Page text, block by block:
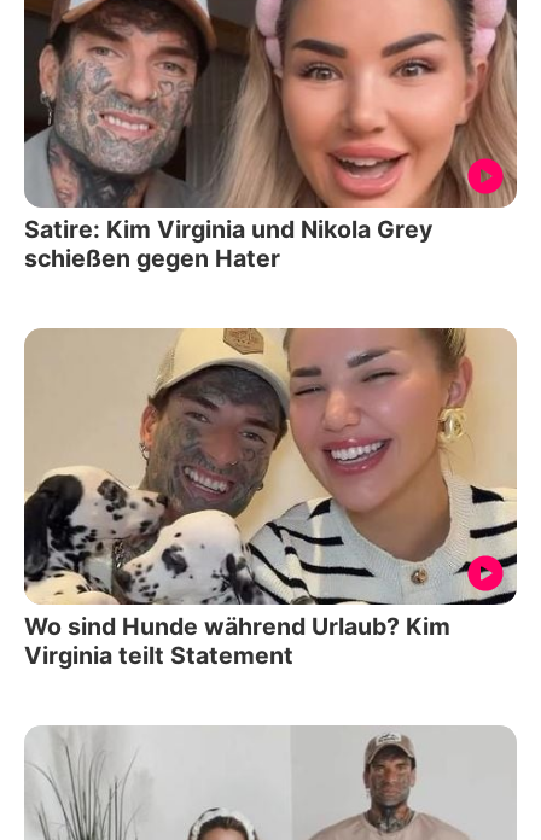
Satire: Kim Virginia und Nikola Grey
schießen gegen Hater
Wo sind Hunde während Urlaub? Kim
Virginia teilt Statement